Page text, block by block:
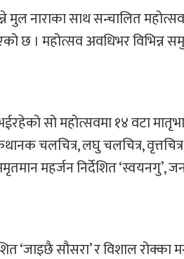
मुल नाराका साथ सन्चालित
छ । महोत्सव अवधिभर
सो महोत्सवमा १४ वटा
चलचित्र, लघु चलचित्र,
महर्जन निर्देशित ‘स्वयनगु’,
‘जाइछै सौसरा’ र विशाल रोक्का